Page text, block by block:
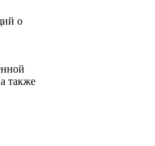
o
тaкжe